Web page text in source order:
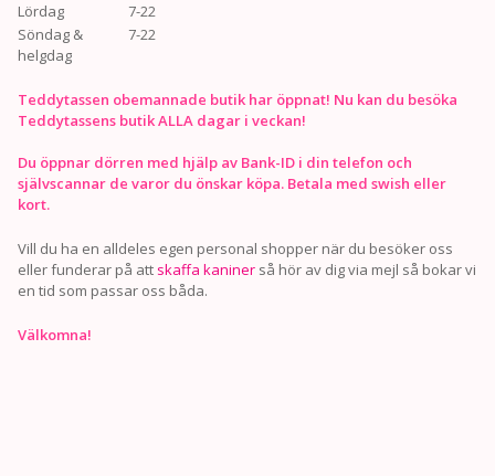
Lördag
7-22
Söndag &
helgdag
7-22
Teddytassen obemannade butik har öppnat! Nu kan du besöka
Teddytassens butik ALLA dagar i veckan!
Du öppnar dörren med hjälp av Bank-ID i din telefon och
självscannar de varor du önskar köpa. Betala med swish eller
kort.
Vill du ha en alldeles egen personal shopper när du besöker oss
eller funderar på att skaffa kaniner så hör av dig via mejl så bokar vi
en tid som passar oss båda.
Välkomna!